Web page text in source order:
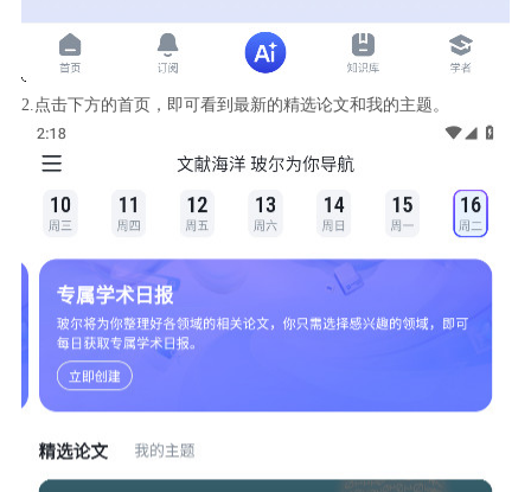
2.点击下方的首页，即可看到最新的精选论文和我的主题。